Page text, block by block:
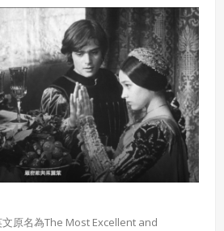
》、《Thank You for the
It All》以及《SOS》。全球累計已
Mia"為義大利語，本意是」我的媽媽
」我的媽呀！「，表示驚訝、悲傷、興
角蘇菲（Sophie）和她的單身母親唐娜
在婚禮上由父親引領走上紅地毯，但是
的母親三位舊情人中，究竟哪一位才是
文原名為The Most Excellent and
Facebook 帳號登入
Google 帳號登入
Facebook 帳號註冊
Google 帳號註冊
識系統（本系統），經註冊本
合約：
統有限公司（吉寶系統公司）所有或
寶知識系統網站或系統內之著作物。
內容改作之創作。